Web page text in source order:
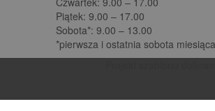
Piątek: 9.00 – 17.00
Sobota*: 9.00 – 13.00
*pierwsza i ostatnia sobota miesiąca